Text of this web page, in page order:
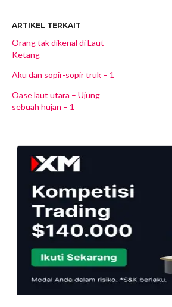
ARTIKEL TERKAIT
Orang tak dikenal di Laut
Ketang
Aku dan sopir-sopir truk – 1
Oase laut utara – Ujung
sebuah hujan – 1